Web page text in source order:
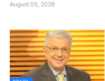
August 05, 2026